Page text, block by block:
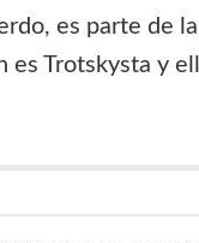
es parte de
Trotskysta y